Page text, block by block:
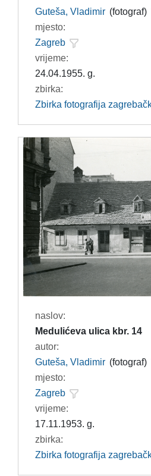
Guteša, Vladimir (fotograf)
mjesto:
Zagreb
vrijeme:
24.04.1955. g.
zbirka:
Zbirka fotografija
naslov:
Medulićeva ulica kbr. 14
autor:
Guteša, Vladimir (fotograf)
mjesto:
Zagreb
vrijeme:
17.11.1953. g.
zbirka:
Zbirka fotografija